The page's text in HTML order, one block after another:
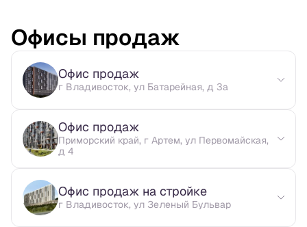
Офисы продаж
Офис продаж
г Владивосток, ул Батарейная, д 3а
Офис продаж
Приморский край, г Артем, ул Первомайская,
д 4
Офис продаж на стройке
г Владивосток, ул Зеленый Бульвар